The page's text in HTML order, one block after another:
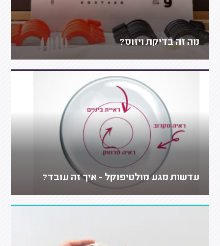
מה זה בדיקת ויזוס?
עדשות מגע מולטיפוקל - איך זה עובד?